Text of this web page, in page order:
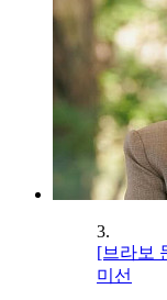
3.
[브라보
미선